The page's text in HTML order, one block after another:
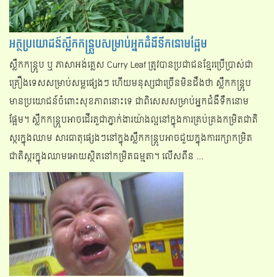
អត្ថប្រយោជន៍ស្លឹកកន្រ្តូបសម្រាប់អ្នកជំងឺទឹកនោមផ្អែម
ស្លឹកកន្រ្តូប ឬ ភាសាអង់គ្លេស Curry Leaf ត្រូវបានប្រជាជនខ្មែរប្រើប្រាស់ជា
គ្រឿងទេស​សម្រាប់សម្លផ្សេងៗ ហើយមនុស្សជាច្រើនមិនដឹងថា ស្លឹកកន្រ្តូប
មានប្រយោជន៍ចំពោះសុខភាពនោះទេ ជាពិសេសសម្រាប់អ្នកជំងឺទឹកនោម
ផ្អែម។ ស្លឹកកន្រ្តូបអាចដើរតួជាភ្នាក់ងារយ៉ាងល្អនៅក្នុងការគ្រប់គ្រងកម្រិតជាតិ
ស្ករក្នុងឈាម សារធាតុផ្សេងៗនៅក្នុងស្លឹកកន្រ្តូបអាចជួយក្នុងការរក្សាកម្រិត
ជាតិស្ករក្នុងឈាមអោយស្ថិតនៅកម្រិតធម្មតា។ លើសពីន ...